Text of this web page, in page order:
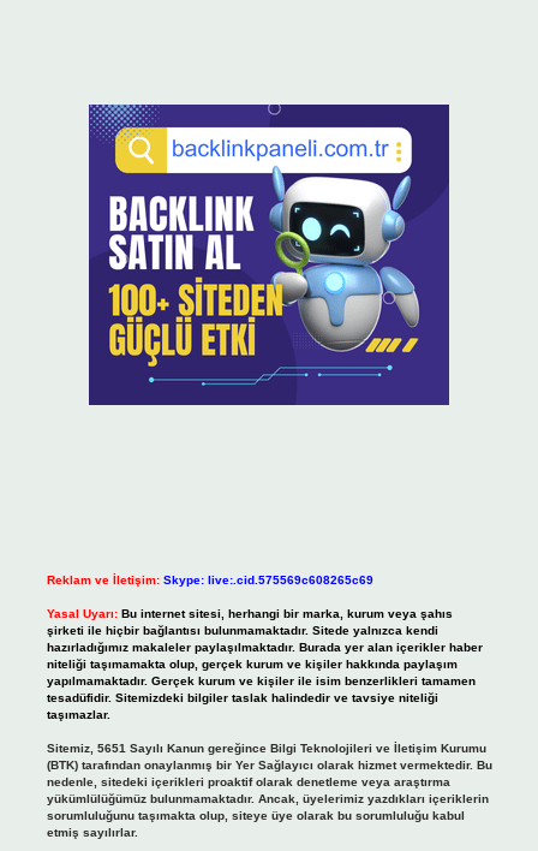
Reklam ve İletişim: Skype: live:.cid.575569c608265c69
Yasal Uyarı: Bu internet sitesi, herhangi bir marka, kurum veya şahıs
şirketi ile hiçbir bağlantısı bulunmamaktadır. Sitede yalnızca kendi
hazırladığımız makaleler paylaşılmaktadır. Burada yer alan içerikler haber
niteliği taşımamakta olup, gerçek kurum ve kişiler hakkında paylaşım
yapılmamaktadır. Gerçek kurum ve kişiler ile isim benzerlikleri tamamen
tesadüfidir. Sitemizdeki bilgiler taslak halindedir ve tavsiye niteliği
taşımazlar.
Sitemiz, 5651 Sayılı Kanun gereğince Bilgi Teknolojileri ve İletişim Kurumu
(BTK) tarafından onaylanmış bir Yer Sağlayıcı olarak hizmet vermektedir. Bu
nedenle, sitedeki içerikleri proaktif olarak denetleme veya araştırma
yükümlülüğümüz bulunmamaktadır. Ancak, üyelerimiz yazdıkları içeriklerin
sorumluluğunu taşımakta olup, siteye üye olarak bu sorumluluğu kabul
etmiş sayılırlar.